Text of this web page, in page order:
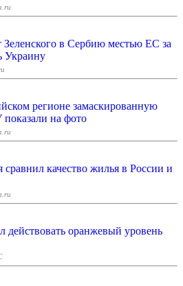
Зеленского в Сербию местью ЕС за
Украину
регионе замаскированную
на фото
качество жилья в России и
действовать оранжевый уровень